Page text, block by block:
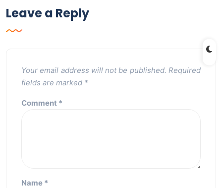
Leave a Reply
Your email address will not be published. Required
fields are marked *
Comment *
Name *